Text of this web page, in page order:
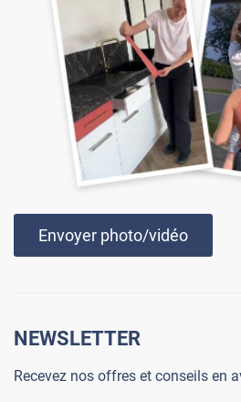
Envoyer photo/vidéo
NEWSLETTER
Recevez nos offres et conseils en